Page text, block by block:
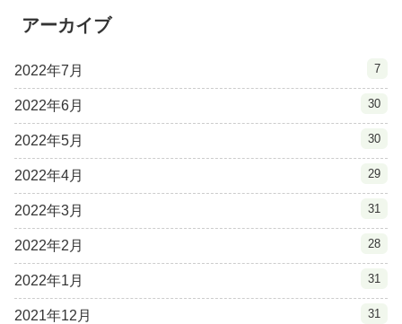
アーカイブ
2022年7月 7
2022年6月 30
2022年5月 30
2022年4月 29
2022年3月 31
2022年2月 28
2022年1月 31
2021年12月 31